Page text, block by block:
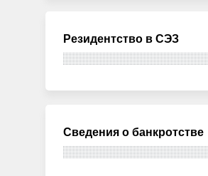
Резидентство в СЭЗ
Сведения о банкротстве